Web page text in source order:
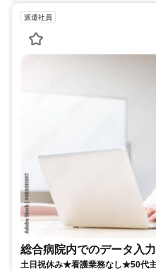
派遣社員
総合病院内でのデータ入
土日祝休み★看護業務なし★50代